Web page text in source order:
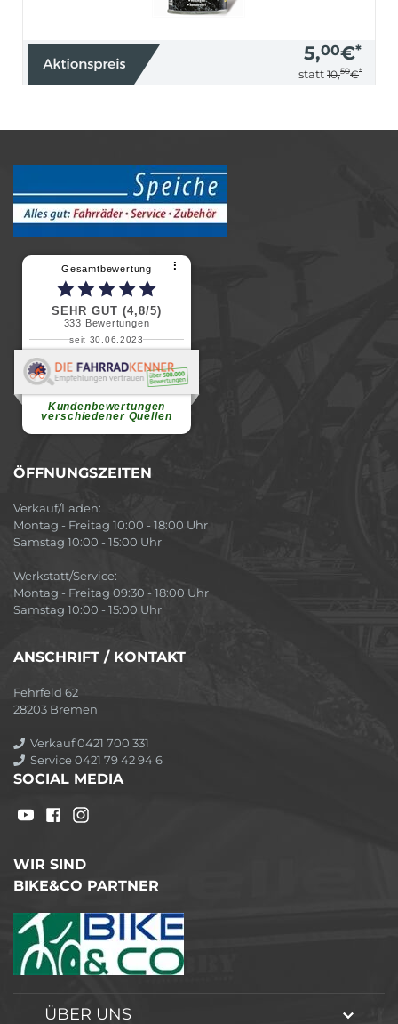
5,00€*
statt 10,50€*
Gesamtbewertung ⠇
SEHR GUT (4,8/5)
333 Bewertungen
seit 30.06.2023
Kundenbewertungen
verschiedener Quellen
Renate H.
Vielen Dank für ein herzliches
ÖFFNUNGSZEITEN
Verkauf/Laden:
Montag - Freitag 10:00 - 18:00 Uhr
Samstag 10:00 - 15:00 Uhr
Werkstatt/Service:
Montag - Freitag 09:30 - 18:00 Uhr
Samstag 10:00 - 15:00 Uhr
ANSCHRIFT / KONTAKT
Fehrfeld 62
28203 Bremen
Verkauf 0421 700 331
Service 0421 79 42 94 6
SOCIAL MEDIA
WIR SIND
BIKE&CO PARTNER
ÜBER UNS